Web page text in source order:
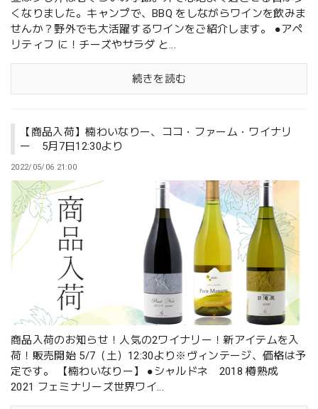
くなりました。キャンプで、BBQ をしながらワインを飲みま
せんか？野外でも大活躍するワインをご紹介します。 ●アペ
リティフ に！チーズやサラダ と...
続きを読む
【商品入荷】楠わいなりー、ココ・ファーム・ワイナリ
ー 5月7日12:30より
2022/05/06 21:00
商品入荷のお知らせ！人気の2ワイナリー！新アイテムを入
荷！販売開始 5/7（土）12:30より※ヴィンテージ、価格は予
定です。 【楠わいなりー】 ●シャルドネ 2018 樽熟成
2021 フェミナリーズ世界ワイ...